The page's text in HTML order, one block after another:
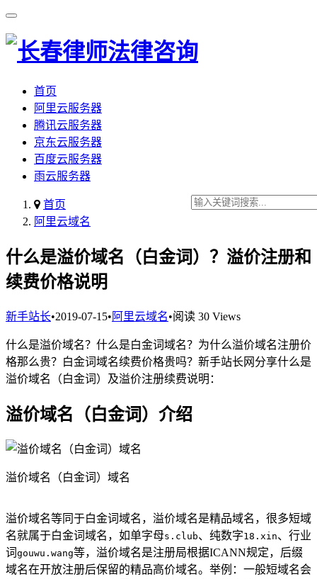
首页
阿里云服务器
腾讯云服务器
京东云服务器
百度云服务器
雨云服务器
首页
阿里云域名
什么是溢价域名（白金词）？溢价注册和
续费价格说明
新手站长•2019-07-15• 阿里云域名•阅读 30 Views
什么是溢价域名？什么是白金词域名？为什么溢价域名注册价
格那么贵？白金词域名续费价格贵吗？新手站长网分享什么是
溢价域名（白金词）及溢价注册续费说明：
溢价域名（白金词）介绍
溢价域名（白金词）域名
溢价域名等同于白金词域名，溢价域名是精品域名，很多短域
名就属于白金词域名，如单字母s.club、纯数字18.xin、行业
词 gouwu.wang等，溢价域名是注册局根据ICANN规定，后缀
域名在开放注册后保留的精品高价域名。举例：一般短域名会